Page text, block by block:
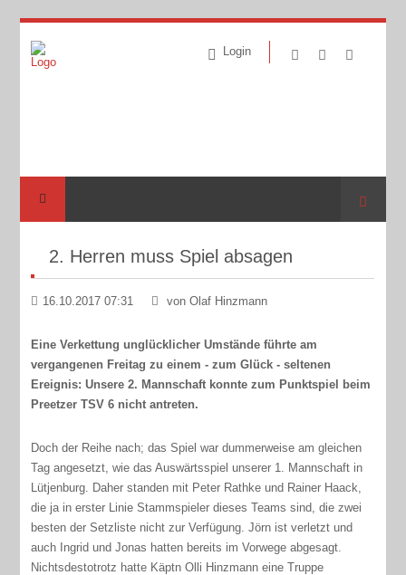
Login
Suche
2. Herren muss Spiel absagen
16.10.2017 07:31 von Olaf Hinzmann
Eine Verkettung unglücklicher Umstände führte am
vergangenen Freitag zu einem - zum Glück - seltenen
Ereignis: Unsere 2. Mannschaft konnte zum Punktspiel beim
Preetzer TSV 6 nicht antreten.
Doch der Reihe nach; das Spiel war dummerweise am gleichen
Tag angesetzt, wie das Auswärtsspiel unserer 1. Mannschaft in
Lütjenburg. Daher standen mit Peter Rathke und Rainer Haack,
die ja in erster Linie Stammspieler dieses Teams sind, die zwei
besten der Setzliste nicht zur Verfügung. Jörn ist verletzt und
auch Ingrid und Jonas hatten bereits im Vorwege abgesagt.
Nichtsdestotrotz hatte Käptn Olli Hinzmann eine Truppe